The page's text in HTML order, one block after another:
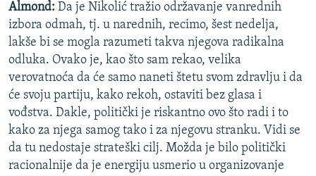
Almond: Da je Nikolić tražio održavanje vanrednih
izbora odmah, tj. u narednih, recimo, šest nedelja,
lakše bi se mogla razumeti takva njegova radikalna
odluka. Ovako je, kao što sam rekao, velika
verovatnoća da će samo naneti štetu svom zdravlju i da
će svoju partiju, kako rekoh, ostaviti bez glasa i
vođstva. Dakle, politički je riskantno ovo što radi i to
kako za njega samog tako i za njegovu stranku. Vidi se
da tu nedostaje strateški cilj. Možda je bilo politički
racionalnije da je energiju usmerio u organizovanje